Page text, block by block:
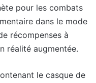
pour les combats
dans le mode
récompenses à
réalité augmentée.
le casque de